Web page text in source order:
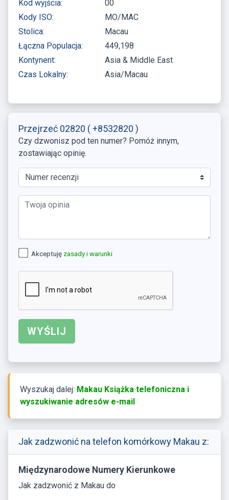
Kod wyjścia:
00
Kody ISO:
MO/MAC
Stolica:
Macau
Łączna Populacja:
449,198
Kontynent:
Asia & Middle East
Czas Lokalny:
Asia/Macau
Przejrzeć 02820 ( +8532820 )
Czy dzwonisz pod ten numer? Pomóż innym,
zostawiając opinię.
Akceptuję zasady i warunki
Wyszukaj dalej: Makau Książka telefoniczna i
wyszukiwanie adresów e-mail
Jak zadzwonić na telefon komórkowy Makau z:
Międzynarodowe Numery Kierunkowe
Jak zadzwonić z Makau do